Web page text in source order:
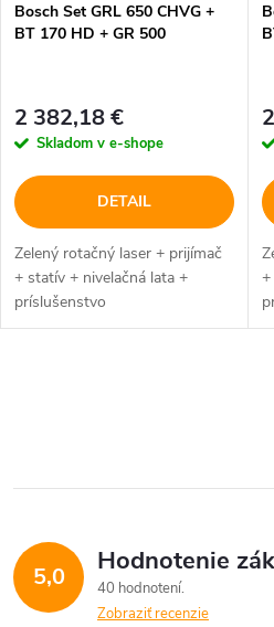
Bosch Set GRL 650 CHVG +
BT 170 HD + GR 500
2 382,18 €
Skladom v e-shope
DETAIL
Zelený rotačný laser + prijímač
+ statív + nivelačná lata +
príslušenstvo
l
d
a
5,0 Hodnotenie
40 hodnotení
Zobraziť recenzie